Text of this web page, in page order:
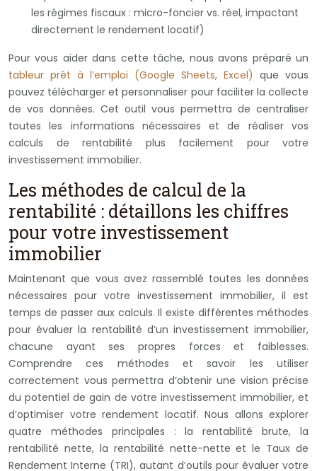
les régimes fiscaux : micro-foncier vs. réel, impactant
directement le rendement locatif)
Pour vous aider dans cette tâche, nous avons préparé un
tableur prêt à l’emploi (Google Sheets, Excel) que vous
pouvez télécharger et personnaliser pour faciliter la collecte
de vos données. Cet outil vous permettra de centraliser
toutes les informations nécessaires et de réaliser vos
calculs de rentabilité plus facilement pour votre
investissement immobilier.
Les méthodes de calcul de la
rentabilité : détaillons les chiffres
pour votre investissement
immobilier
Maintenant que vous avez rassemblé toutes les données
nécessaires pour votre investissement immobilier, il est
temps de passer aux calculs. Il existe différentes méthodes
pour évaluer la rentabilité d’un investissement immobilier,
chacune ayant ses propres forces et faiblesses.
Comprendre ces méthodes et savoir les utiliser
correctement vous permettra d’obtenir une vision précise
du potentiel de gain de votre investissement immobilier, et
d’optimiser votre rendement locatif. Nous allons explorer
quatre méthodes principales : la rentabilité brute, la
rentabilité nette, la rentabilité nette-nette et le Taux de
Rendement Interne (TRI), autant d’outils pour évaluer votre